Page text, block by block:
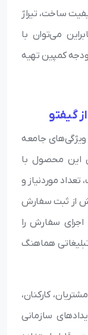
ساخت، تیراژ
می‌توان با
کمپین تهیه
گیفتو
ویژگی‌های جامعه
این محصول با
تعداد موردنیاز و
از ثبت سفارش
سفارش را
هماهنگ
کارکنان،
سازمانی